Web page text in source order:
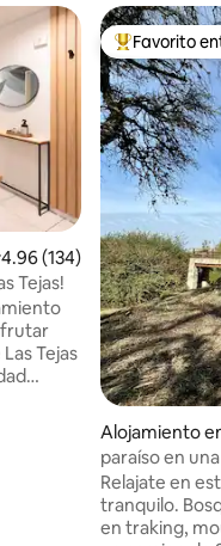
promedio: 4.96
4.96 (134)
Tejas!
Favorito
Favorito
Alojamiento
paraíso en
Relajate en
tranquilo.
en traking,